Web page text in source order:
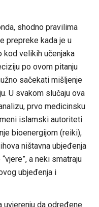
shodno pravilima
prepreke kada je u
kod velikih učenjaka
po ovom pitanju
sačekati mišljenje
U svakom slučaju ova
prvo medicinsku
islamski autoriteti
bioenergijom (reiki),
ništavna ubjeđenja
a neki smatraju
ubjeđenja i
uvjerenju da određene